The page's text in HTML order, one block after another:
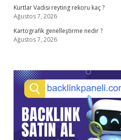
Kurtlar Vadisi reyting rekoru kaç ?
Ağustos 7, 2026
Kartografik genelleştirme nedir ?
Ağustos 7, 2026